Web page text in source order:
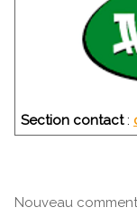
Section contact:
Nouveau